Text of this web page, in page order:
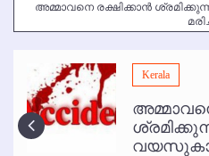
അമ്മാവനെ രക്ഷിക്കാന്‍
മമ്പുറം ആണ്ടു
ഇനി രമേശ് പിഷാരടി
കോഴിക്കോട്
പരാതി
Kerala